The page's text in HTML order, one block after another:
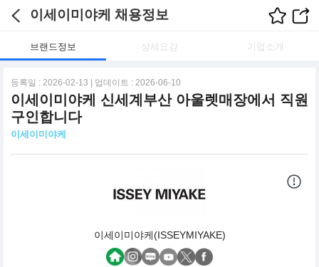
이세이미야케 채용정보
브랜드정보 상세요강 기업소개
등록일 : 2026-02-13 | 업데이트 : 2026-06-10
이세이미야케 신세계부산 아울렛매장에서 직원
구인합니다
이세이미야케
이세이미야케(ISSEYMIYAKE)